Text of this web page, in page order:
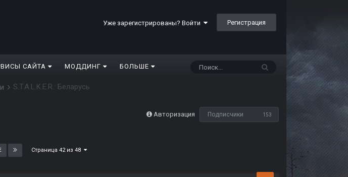
Уже зарегистрированы? Войти Регистрация
САЙТА МОДДИНГ БОЛЬШЕ
S.T.A.L.K.E.R.: Беларусь
Авторизация Подписчики 153
Страница 42 из 48